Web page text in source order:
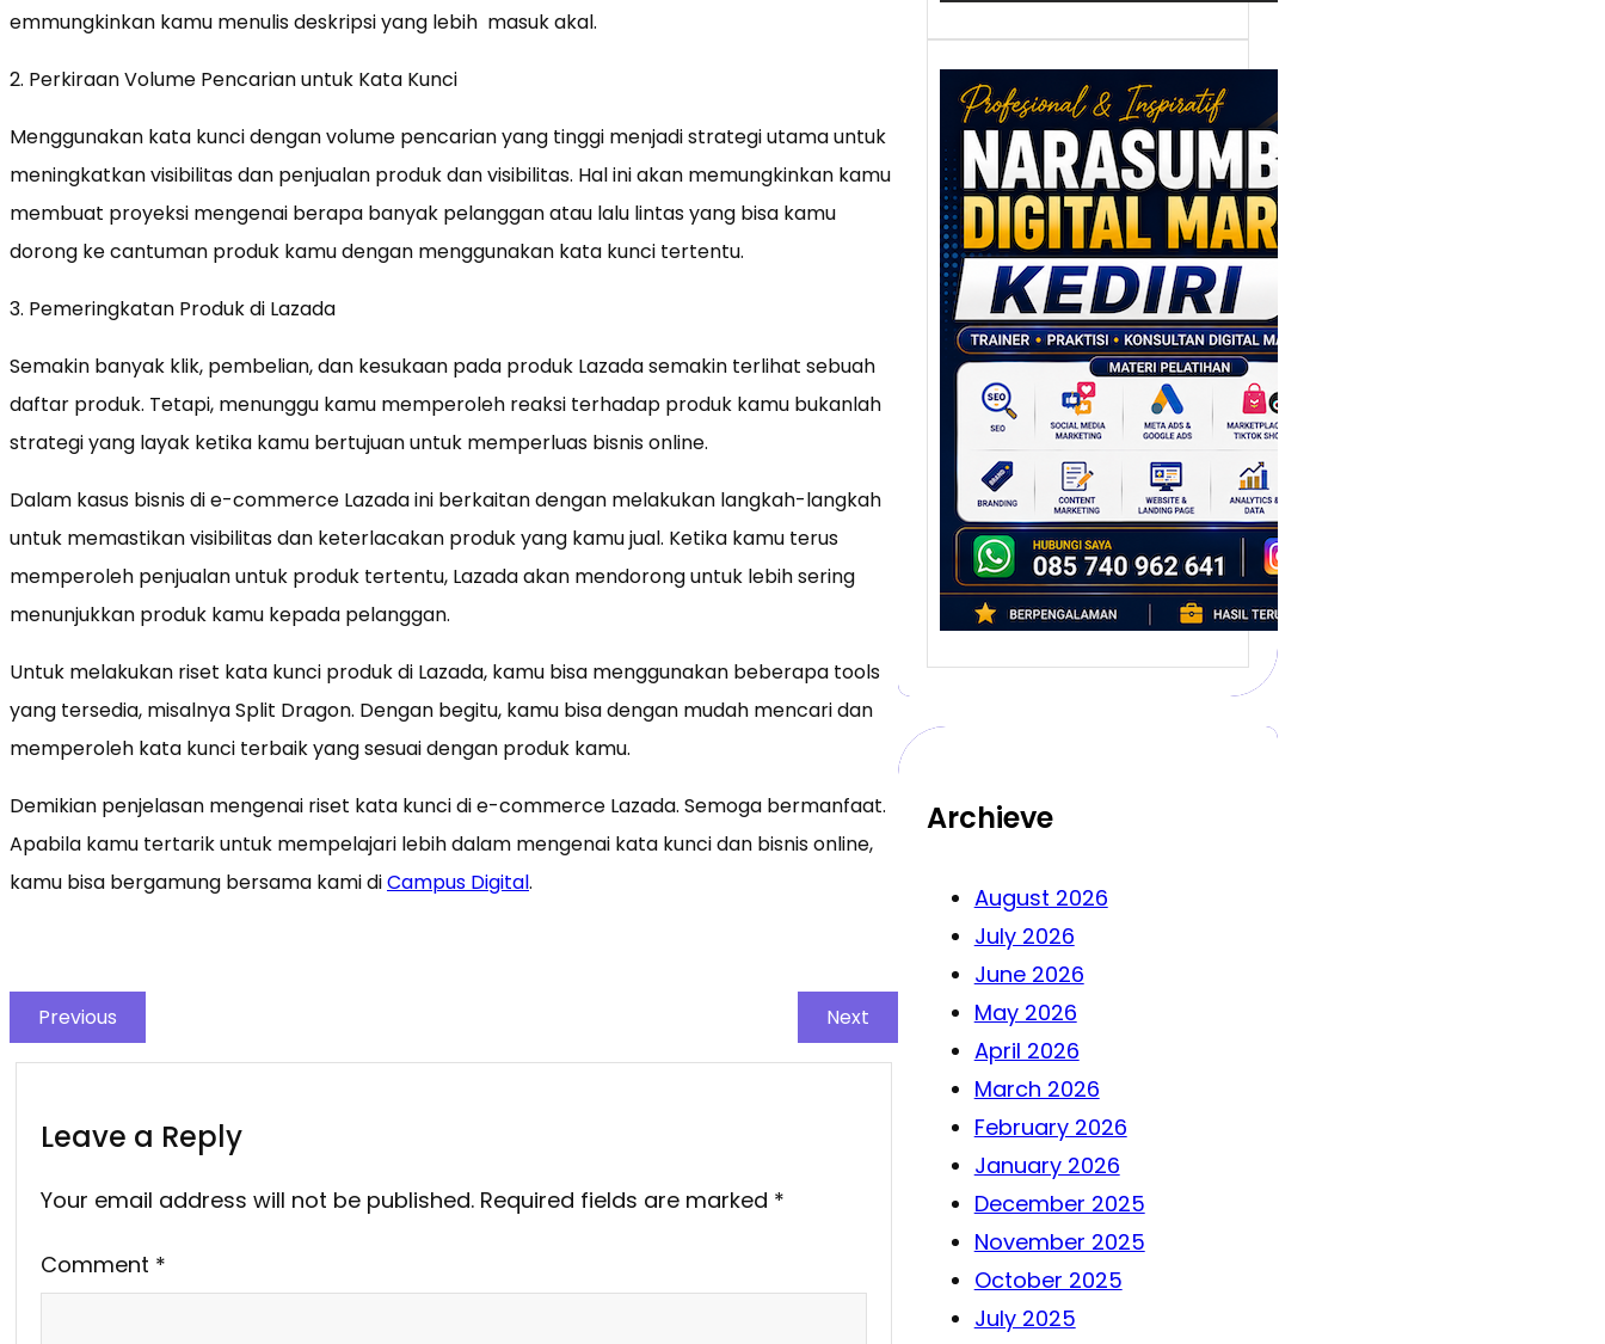
emmungkinkan kamu menulis deskripsi yang lebih masuk akal.
2. Perkiraan Volume Pencarian untuk Kata Kunci
Menggunakan kata kunci dengan volume pencarian yang tinggi menjadi strategi utama untuk
meningkatkan visibilitas dan penjualan produk dan visibilitas. Hal ini akan memungkinkan kamu
membuat proyeksi mengenai berapa banyak pelanggan atau lalu lintas yang bisa kamu
dorong ke cantuman produk kamu dengan menggunakan kata kunci tertentu.
3. Pemeringkatan Produk di Lazada
Semakin banyak klik, pembelian, dan kesukaan pada produk Lazada semakin terlihat sebuah
daftar produk. Tetapi, menunggu kamu memperoleh reaksi terhadap produk kamu bukanlah
strategi yang layak ketika kamu bertujuan untuk memperluas bisnis online.
Dalam kasus bisnis di e-commerce Lazada ini berkaitan dengan melakukan langkah-langkah
untuk memastikan visibilitas dan keterlacakan produk yang kamu jual. Ketika kamu terus
memperoleh penjualan untuk produk tertentu, Lazada akan mendorong untuk lebih sering
menunjukkan produk kamu kepada pelanggan.
Untuk melakukan riset kata kunci produk di Lazada, kamu bisa menggunakan beberapa tools
yang tersedia, misalnya Split Dragon. Dengan begitu, kamu bisa dengan mudah mencari dan
memperoleh kata kunci terbaik yang sesuai dengan produk kamu.
Demikian penjelasan mengenai riset kata kunci di e-commerce Lazada. Semoga bermanfaat.
Apabila kamu tertarik untuk mempelajari lebih dalam mengenai kata kunci dan bisnis online,
kamu bisa bergamung bersama kami diCampus Digital.
Previous Next
Leave a Reply
Your email address will not be published. Required fields are marked *
Comment *
Narasumber
Digital Marketing
Kediri: Membangun
Strategi
Pemasaran
Berbasis Data
untuk Bisnis yang
Bertumbuh
Digital marketing telah
mengubah cara bisnis
berkembang. Dulu,
promosi banyak…
Archieve
August 2026
July 2026
June 2026
May 2026
April 2026
March 2026
February 2026
January 2026
December 2025
November 2025
October 2025
July 2025